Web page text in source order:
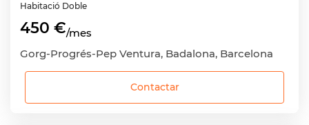
Habitació Doble
450 €/mes
Gorg-Progrés-Pep Ventura, Badalona, Barcelona
Contactar